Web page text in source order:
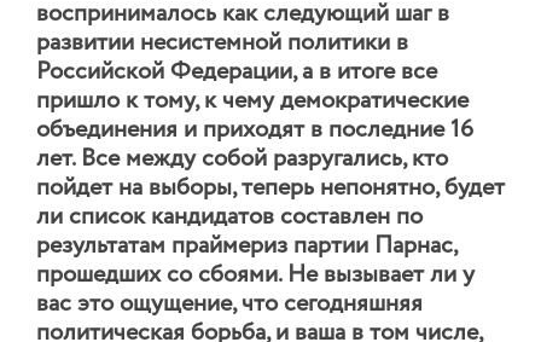
воспринималось как следующий шаг в
развитии несистемной политики в
Российской Федерации, а в итоге все
пришло к тому, к чему демократические
объединения и приходят в последние 16
лет. Все между собой разругались, кто
пойдет на выборы, теперь непонятно, будет
ли список кандидатов составлен по
результатам праймериз партии Парнас,
прошедших со сбоями. Не вызывает ли у
вас это ощущение, что сегодняшняя
политическая борьба, и ваша в том числе,